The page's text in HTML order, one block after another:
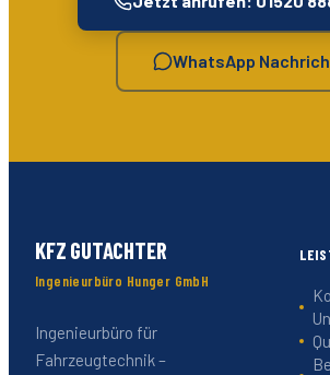
WhatsApp
KFZ GUTACHTER
Ingenieurbüro Hunger GmbH
Ingenieurbüro für
Fahrzeugtechnik –